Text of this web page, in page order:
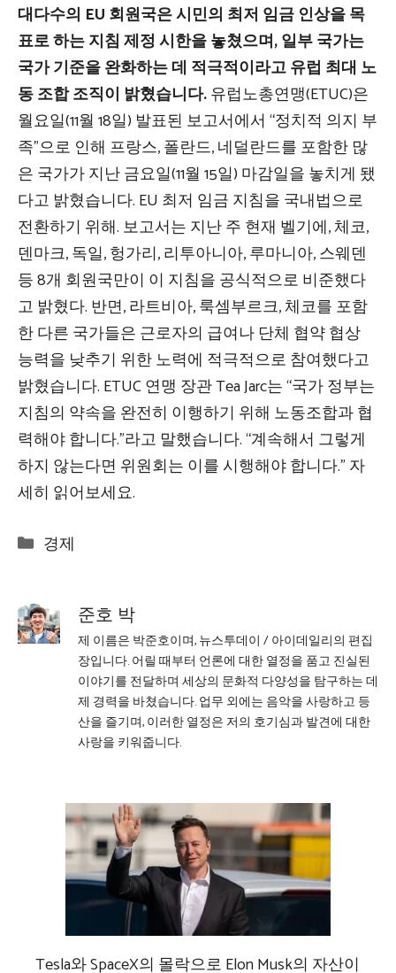
대다수의 EU 회원국은 시민의 최저 임금 인상을 목
표로 하는 지침 제정 시한을 놓쳤으며, 일부 국가는
국가 기준을 완화하는 데 적극적이라고 유럽 최대 노
동 조합 조직이 밝혔습니다.유럽노총연맹(ETUC)은
월요일(11월 18일) 발표된 보고서에서 “정치적 의지 부
족”으로 인해 프랑스, ​​폴란드, 네덜란드를 포함한 많
은 국가가 지난 금요일(11월 15일) 마감일을 놓치게 됐
다고 밝혔습니다. EU 최저 임금 지침을 국내법으로
전환하기 위해. 보고서는 지난 주 현재 벨기에, 체코,
덴마크, 독일, 헝가리, 리투아니아, 루마니아, 스웨덴
등 8개 회원국만이 이 지침을 공식적으로 비준했다
고 밝혔다. 반면, 라트비아, 룩셈부르크, 체코를 포함
한 다른 국가들은 근로자의 급여나 단체 협약 협상
능력을 낮추기 위한 노력에 적극적으로 참여했다고
밝혔습니다. ETUC 연맹 장관 Tea Jarc는 “국가 정부는
지침의 약속을 완전히 이행하기 위해 노동조합과 협
력해야 합니다.”라고 말했습니다. “계속해서 그렇게
하지 않는다면 위원회는 이를 시행해야 합니다.” 자
세히 읽어보세요.
Categories
경제
준호 박
제 이름은 박준호이며, 뉴스투데이 / 아이데일리의 편집
장입니다. 어릴 때부터 언론에 대한 열정을 품고 진실된
이야기를 전달하며 세상의 문화적 다양성을 탐구하는 데
제 경력을 바쳤습니다. 업무 외에는 음악을 사랑하고 등
산을 즐기며, 이러한 열정은 저의 호기심과 발견에 대한
사랑을 키워줍니다.
Tesla와 SpaceX의 몰락으로 Elon Musk의 자산이